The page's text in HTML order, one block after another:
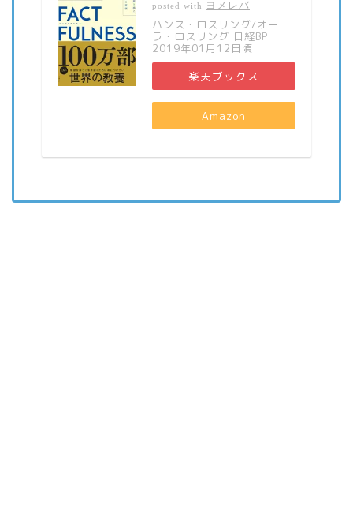
posted with ヨメレバ
ハンス・ロスリング/オー
ラ・ロスリング 日経BP
2019年01月12日頃
楽天ブックス
Amazon